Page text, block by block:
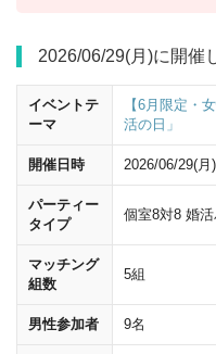
50ｍほど直進すると 「新槇町
地下からのアクセス
2026/06/29(月)に開催
イベントテ
ーマ
【6月限定・
活の日」
開催日時 2026/06/29(月
パーティー
タイプ
個室8対8 婚
マッチング
組数
5組
男性参加者 9名